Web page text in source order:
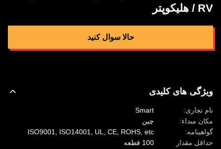
RV / هلیکوپتر
حالا سوال کنيد
ویژگی های کلیدی
نام تجاری:
Smart
مکان مبداء:
چین
گواهینامه:
ISO9001, ISO14001, UL, CE, ROHS, etc
حداقل مقدار
100 قطعه